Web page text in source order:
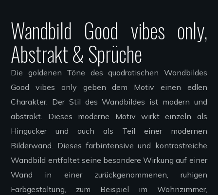
Wandbild Good vibes only,
Abstrakt & Sprüche
Die goldenen Töne des quadratischen Wandbildes
Good vibes only geben dem Motiv einen edlen
Charakter. Der Stil des Wandbildes ist modern und
abstrakt. Dieses moderne Motiv wirkt einzeln als
Hingucker und auch als Teil einer modernen
Bilderwand. Dieses farbintensive und kontrastreiche
Wandbild entfaltet seine besondere Wirkung auf einer
Wand in einer zurückgenommenen, ruhigen
Farbgestaltung, zum Beispiel im Wohnzimmer,